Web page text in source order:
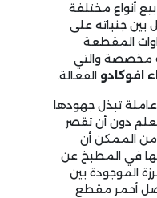
أنواع مختلفة
جنباته على
المقطعة
مخصصة والتي
افوكادو الفعالة.
عاملة تبذل جهودها
دون أن تقصر
من الممكن أن
في المطبخ عن
الموجودة بين
أحمر مقطع